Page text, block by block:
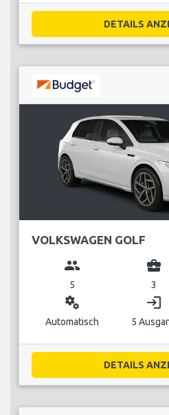
DETAILS
VOLKSWAGEN GOLF
group
5
business_center
3
miscellaneous_services
Automatisch
login
5
DETAILS